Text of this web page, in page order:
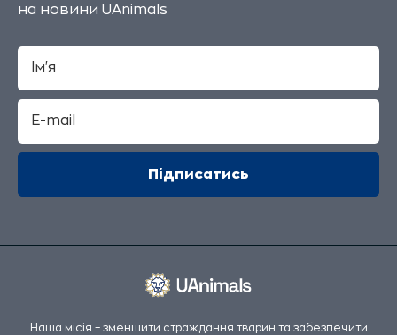
на новини UAnimals
Наша місія – зменшити страждання тварин та забезпечити